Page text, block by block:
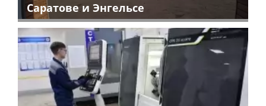
Саратове и Энгельсе